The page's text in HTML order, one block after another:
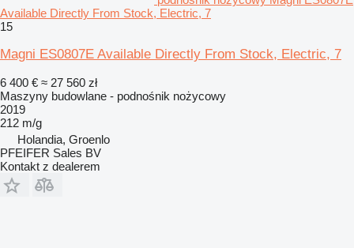
Available Directly From Stock, Electric, 7
15
Magni ES0807E Available Directly From Stock, Electric, 7
6 400 € ≈ 27 560 zł
Maszyny budowlane - podnośnik nożycowy
2019
212 m/g
Holandia, Groenlo
PFEIFER Sales BV
Kontakt z dealerem